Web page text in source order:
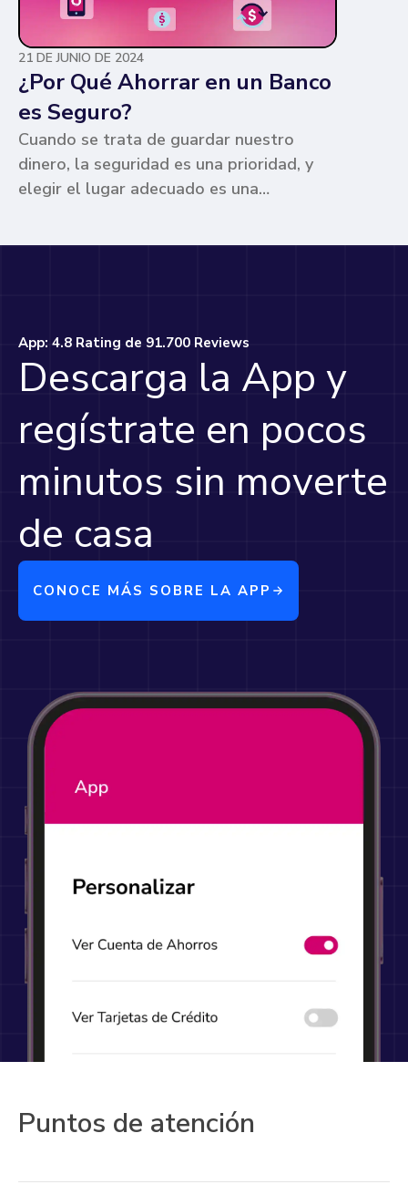
21 DE JUNIO DE 2024
¿Por Qué Ahorrar en un Banco
es Seguro?
Cuando se trata de guardar nuestro
dinero, la seguridad es una prioridad, y
elegir el lugar adecuado es una
App: 4.8 Rating de 91.700 Reviews
Descarga la App y
regístrate en pocos
minutos sin moverte
de casa
CONOCE MÁS SOBRE LA APP
Puntos de atención